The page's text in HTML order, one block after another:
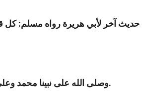
وصلى الله على نبينا محمد وعلى آله وصحبه وسلم.